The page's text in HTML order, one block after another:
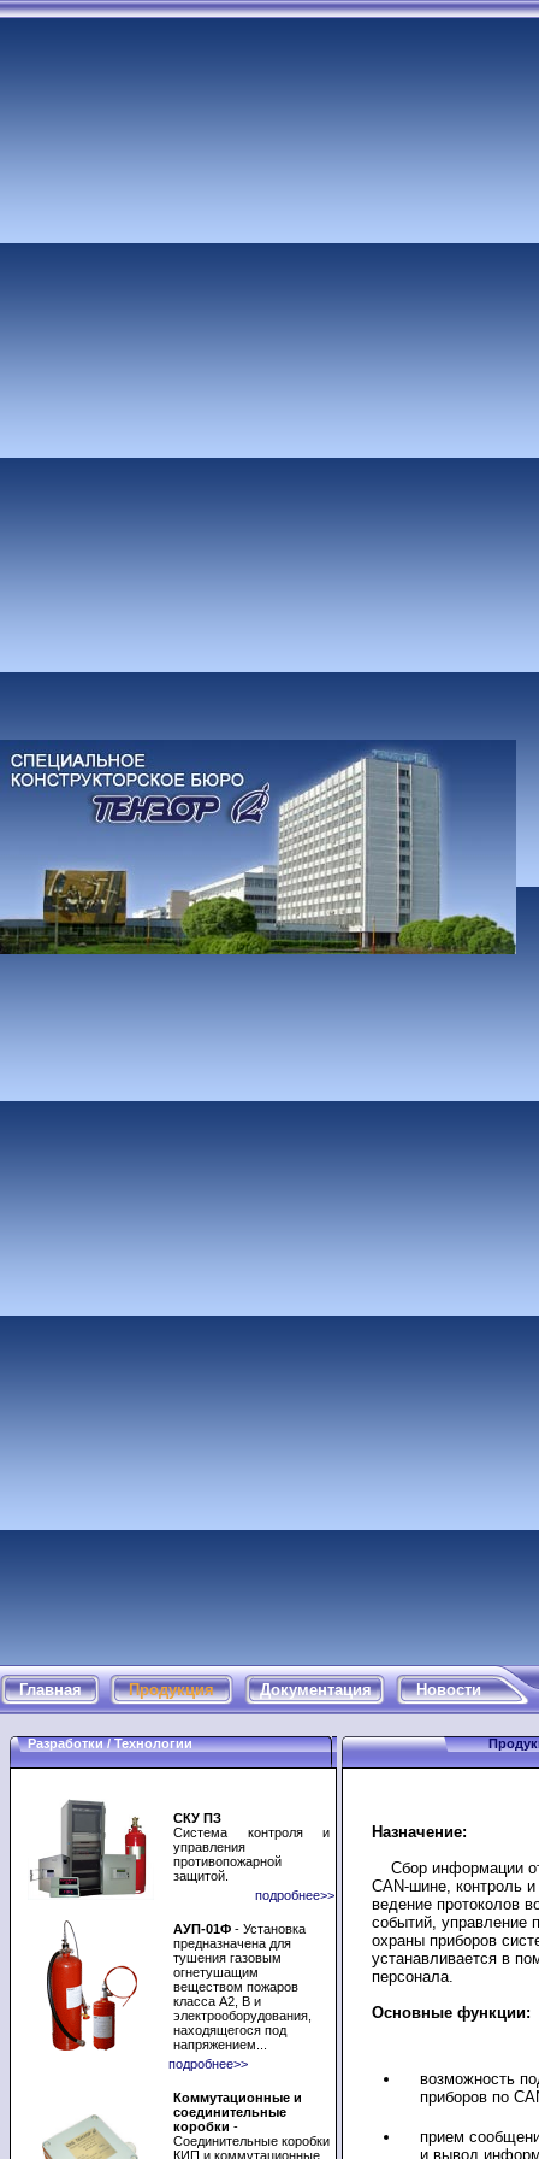
Главная Продукция Документация Новости
Разработки / Технологии
СКУ ПЗ
Система контроля и
управления
противопожарной
защитой.
подробнее>>
АУП-01Ф - Установка
предназначена для
тушения газовым
огнетушащим
веществом пожаров
класса А2, В и
электрооборудования,
находящегося под
напряжением...
подробнее>>
Коммутационные и
соединительные
коробки -
Соединительные коробки
КИП и коммутационные
Назначение:
Сбор информации
CAN-шине, контроль
ведение протоколов
событий, управление
охраны приборов
устанавливается в
персонала.
Основные функции:
возможность
приборов по
прием
и вывод